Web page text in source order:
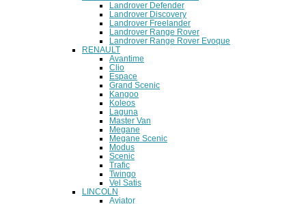
Landrover Defender
Landrover Discovery
Landrover Freelander
Landrover Range Rover
Landrover Range Rover Evoque
RENAULT
Avantime
Clio
Espace
Grand Scenic
Kangoo
Koleos
Laguna
Master Van
Megane
Megane Scenic
Modus
Scenic
Trafic
Twingo
Vel Satis
LINCOLN
Aviator